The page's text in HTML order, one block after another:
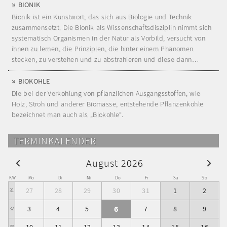
BIONIK
Bionik ist ein Kunstwort, das sich aus Biologie und Technik
zusammensetzt. Die Bionik als Wissenschaftsdisziplin nimmt sich
systematisch Organismen in der Natur als Vorbild, versucht von
ihnen zu lernen, die Prinzipien, die hinter einem Phänomen
stecken, zu verstehen und zu abstrahieren und diese dann…
BIOKOHLE
Die bei der Verkohlung von pflanzlichen Ausgangsstoffen, wie
Holz, Stroh und anderer Biomasse, entstehende Pflanzenkohle
bezeichnet man auch als „Biokohle“.
TERMINKALENDER
August 2026
KW Mo Di Mi Do Fr Sa So
31 27 28 29 30 31 1 2
32 3 4 5 6 7 8 9